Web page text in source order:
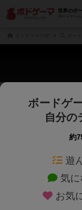
世界のボ
ボードゲー
じっく
商品名、商品説明
対象年齢を指定しま
ボードゲ
自分の
約
遊
気
お気